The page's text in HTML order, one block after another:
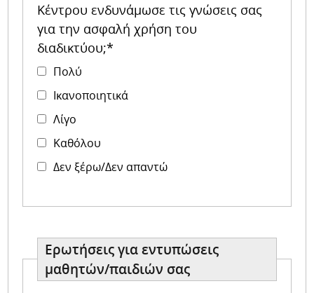
Κέντρου ενδυνάμωσε τις γνώσεις σας
για την ασφαλή χρήση του
διαδικτύου;*
Πολύ
Ικανοποιητικά
Λίγο
Καθόλου
Δεν ξέρω/Δεν απαντώ
Ερωτήσεις για εντυπώσεις
μαθητών/παιδιών σας